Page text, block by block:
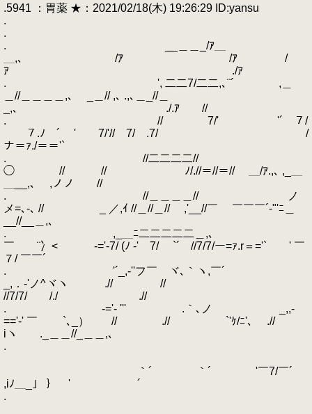
.5941 ：胃薬 ★：2021/02/18(木) 19:26:29 ID:yansu
.
.
. __＿＿_/ｱ＿
＿,､ /ｱ /ｱ /
ｱ ./ｱ
. ', 二二7/二二,､¨´ ,＿
＿//＿＿＿＿,､ _＿// ,､ .,､＿_//＿
_,､ ./.ｱ //
. //￣￣￣￣7/' '´￣７/
￣￣７.ﾉ￣´ '￣￣7/'//￣7/￣.7/ /
ナ＝ｧ./＝＝'`
. //二二二二//
◯ // // ﾉ/.//＝//＝// ＿/ｱ.,､ ,_＿
＿__,､ ,ノノ //
. //＿＿＿＿// ノ
メ=､-､ // _ ／,ｲ //＿//＿// ,'__//￣ ￣￣￣´-"'ﾆ＿
__//__＿,､
. ,_＿ﾆ二二二二二＿,､
￣ ¨冫< -='-7/ (ﾉ -'￣7/ ￣`´ //7/7/ー=ｧ.r＝='` ' ￣
７/ ￣￣´
. '´_,-''フ￣ ヾ､｀ヽ,￣´
_,．-'ノ^ヾヽ .// //
//7/7/ /./ .//
. -='- ''' .｀､ノ _,,-
=='-' ￣ `､_） // .// `'ｹ/ﾆ'､ .//
iヽ ._＿＿//_＿＿,､
.
｀´ ｀´ '￣7/￣´
,iﾉ＿_」 ｝ '￣￣￣￣￣￣´
.